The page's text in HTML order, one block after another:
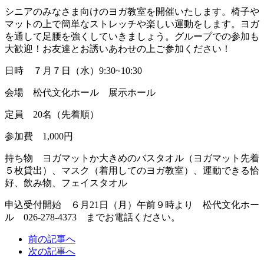
シニアのみなさま向けのヨガ教室を開催いたします。椅子や
マットの上で簡単なストレッチや楽しい運動をします。ヨガ
を通して足腰を強くしていきましょう。グループでの参加も
大歓迎！お友達とお誘いあわせの上ご参加ください！
日時 ７月７日（水）9:30~10:30
会場 松代文化ホール 展示ホール
定員 20名（先着順）
参加費 1,000円
持ち物 ヨガマットか大きめのバスタオル（ヨガマット先着
５枚貸出）、マスク（着用してのヨガ教室）、運動できる恰
好、飲み物、フェイスタオル
申込受付開始 ６月21日（月）午前９時より 松代文化ホー
ル 026-278-4373 までお電話ください。
前の記事へ
次の記事へ